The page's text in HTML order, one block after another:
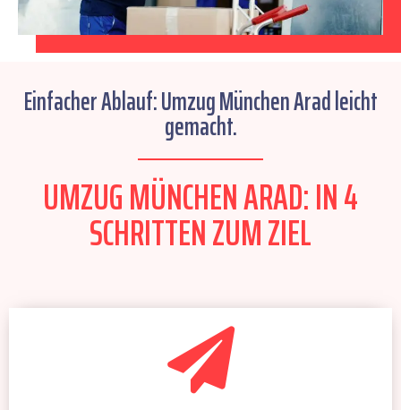
Einfacher Ablauf: Umzug München Arad leicht
gemacht.
UMZUG MÜNCHEN ARAD: IN 4
SCHRITTEN ZUM ZIEL